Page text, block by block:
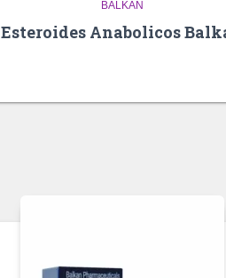
BALKAN
Esteroides Anabolicos